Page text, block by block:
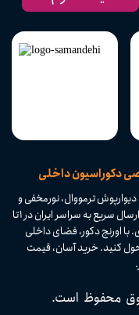
دکوراسیون داخلی
ترمووال، نورمخفی و
ابزارهای دکوراسیون داخلی با کیفیت بالا و تنوع بی‌نظیر. ارسال سریع به سراسر ایران در ۱ تا
با اورنج دکور، فضای داخلی
کنید. خرید آسان، قیمت
محفوظ است.​​​​​​​